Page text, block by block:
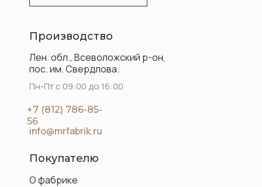
О фабрике
Производство
Покупателю
+7 (812) 786-85-
56
Пн-Пт с 09:00 до 16:00
Лен. обл., Всеволожский р-он,
пос. им. Свердлова.
info@mrfabrik.ru